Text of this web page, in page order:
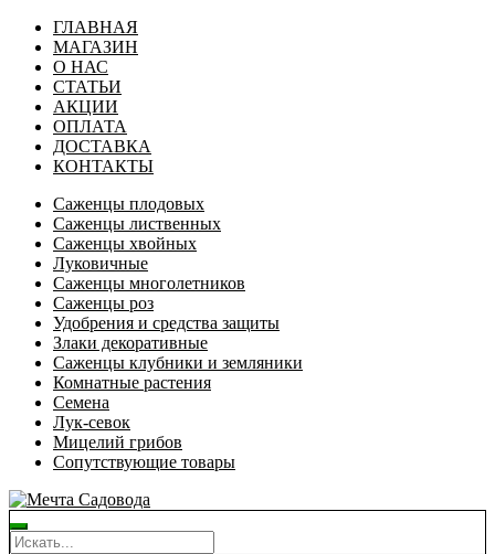
ГЛАВНАЯ
МАГАЗИН
О НАС
СТАТЬИ
АКЦИИ
ОПЛАТА
ДОСТАВКА
КОНТАКТЫ
Саженцы плодовых
Саженцы лиственных
Саженцы хвойных
Луковичные
Саженцы многолетников
Саженцы роз
Удобрения и средства защиты
Злаки декоративные
Саженцы клубники и земляники
Комнатные растения
Семена
Лук-севок
Мицелий грибов
Сопутствующие товары